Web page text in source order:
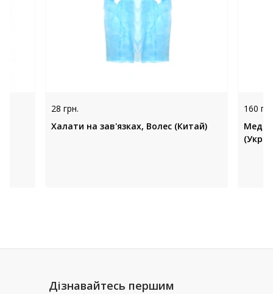
28 грн.
Халати на зав'язках, Волес (Китай)
160
Дізнавайтесь першим